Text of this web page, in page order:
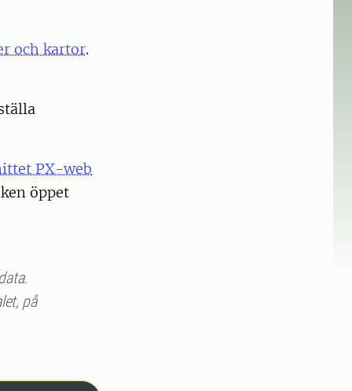
och kartor.
PX-web
öppet
på